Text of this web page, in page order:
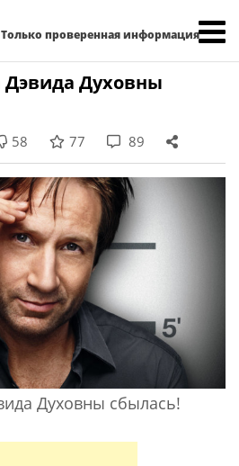
Только проверенная информация
Дэвида Духовны
58 77 89
Духовны сбылась!